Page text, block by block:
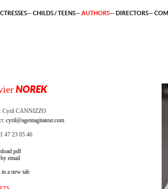
CHILDS / TEENS AUTHORS DIRECTORS
NOREK
Cyril CANNIZZO
cyril@agentagitateur.com
47 23 05 46
pdf
email
in a new tab